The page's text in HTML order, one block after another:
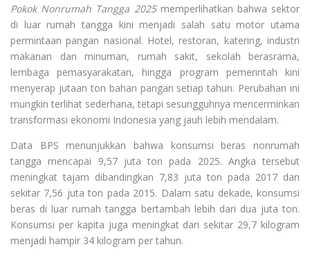
Pokok Nonrumah Tangga 2025memperlihatkan bahwa sektor
di luar rumah tangga kini menjadi salah satu motor utama
permintaan pangan nasional. Hotel, restoran, katering, industri
makanan dan minuman, rumah sakit, sekolah berasrama,
lembaga pemasyarakatan, hingga program pemerintah kini
menyerap jutaan ton bahan pangan setiap tahun. Perubahan ini
mungkin terlihat sederhana, tetapi sesungguhnya mencerminkan
transformasi ekonomi Indonesia yang jauh lebih mendalam.
Data BPS menunjukkan bahwa konsumsi beras nonrumah
tangga mencapai 9,57 juta ton pada 2025. Angka tersebut
meningkat tajam dibandingkan 7,83 juta ton pada 2017 dan
sekitar 7,56 juta ton pada 2015. Dalam satu dekade, konsumsi
beras di luar rumah tangga bertambah lebih dari dua juta ton.
Konsumsi per kapita juga meningkat dari sekitar 29,7 kilogram
menjadi hampir 34 kilogram per tahun.